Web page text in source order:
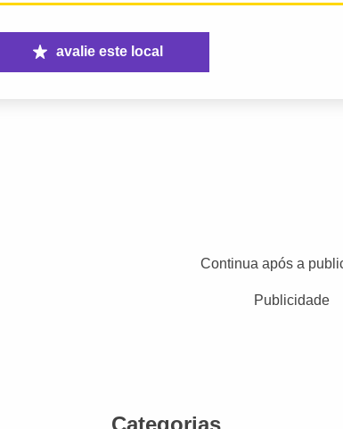
avalie este local
Continua após a
Publicidade
Categorias